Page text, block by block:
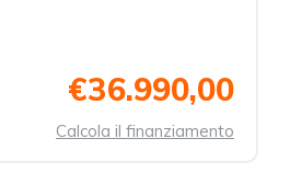
€36.990,00
Calcola il finanziamento